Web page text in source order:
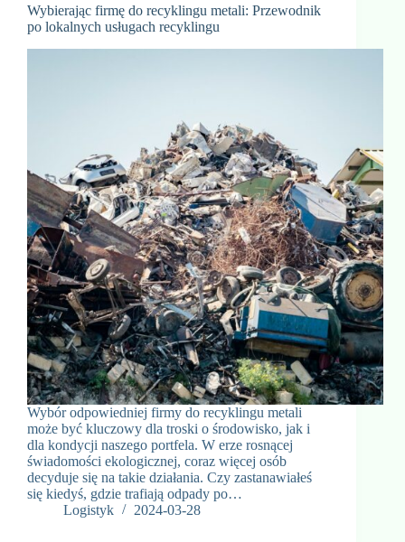
Wybierając firmę do recyklingu metali: Przewodnik
po lokalnych usługach recyklingu
Wybór odpowiedniej firmy do recyklingu metali
może być kluczowy dla troski o środowisko, jak i
dla kondycji naszego portfela. W erze rosnącej
świadomości ekologicznej, coraz więcej osób
decyduje się na takie działania. Czy zastanawiałeś
się kiedyś, gdzie trafiają odpady po…
Logistyk
2024-03-28